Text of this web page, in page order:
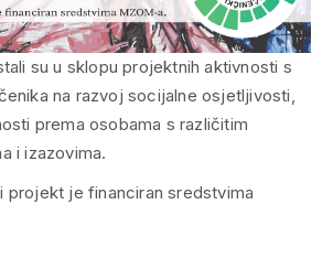
su u sklopu projektnih aktivnosti s
na razvoj socijalne osjetljivosti,
prema osobama s različitim
i izazovima.
projekt je financiran sredstvima